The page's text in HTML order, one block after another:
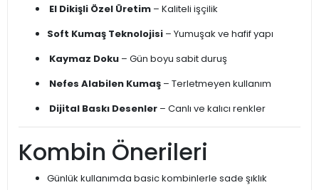
El Dikişli Özel Üretim – Kaliteli işçilik
Soft Kumaş Teknolojisi – Yumuşak ve hafif yapı
Kaymaz Doku – Gün boyu sabit duruş
Nefes Alabilen Kumaş – Terletmeyen kullanım
Dijital Baskı Desenler – Canlı ve kalıcı renkler
Kombin Önerileri
Günlük kullanımda basic kombinlerle sade şıklık